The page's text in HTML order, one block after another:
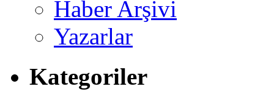
Haber Arşivi
Yazarlar
Kategoriler